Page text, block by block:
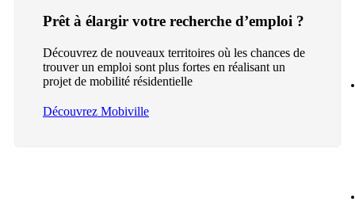
Prêt à élargir votre recherche d’emploi ?
Découvrez de nouveaux territoires où les chances de
trouver un emploi sont plus fortes en réalisant un
projet de mobilité résidentielle
Découvrez Mobiville